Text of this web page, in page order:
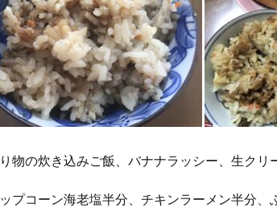
物の炊き込みご飯、バナナラッシー、生クリ
プコーン海老塩半分、チキンラーメン半分、